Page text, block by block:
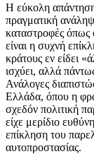
Η εύκολη απάντηση
πραγματική
καταστροφές όπως
είναι η συχνή
κράτους εν είδει
ισχύει, αλλά
Ανάλογες
Ελλάδα, όπου η
σχεδόν πολιτική
είχε μερίδιο
επίκληση του
αυτοπροστασίας.